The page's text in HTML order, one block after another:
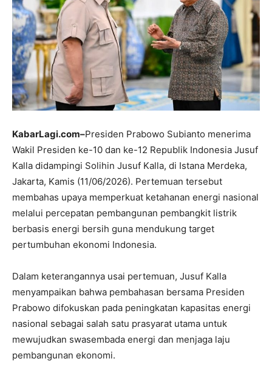
KabarLagi.com–Presiden Prabowo Subianto menerima
Wakil Presiden ke-10 dan ke-12 Republik Indonesia Jusuf
Kalla didampingi Solihin Jusuf Kalla, di Istana Merdeka,
Jakarta, Kamis (11/06/2026). Pertemuan tersebut
membahas upaya memperkuat ketahanan energi nasional
melalui percepatan pembangunan pembangkit listrik
berbasis energi bersih guna mendukung target
pertumbuhan ekonomi Indonesia.
Dalam keterangannya usai pertemuan, Jusuf Kalla
menyampaikan bahwa pembahasan bersama Presiden
Prabowo difokuskan pada peningkatan kapasitas energi
nasional sebagai salah satu prasyarat utama untuk
mewujudkan swasembada energi dan menjaga laju
pembangunan ekonomi.